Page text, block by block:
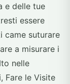
e delle tue
essere
came suturare
a misurare i
nelle
Fare le Visite